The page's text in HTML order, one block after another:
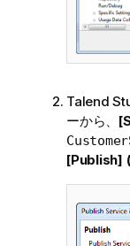
Talend
ーから、
[Publish]